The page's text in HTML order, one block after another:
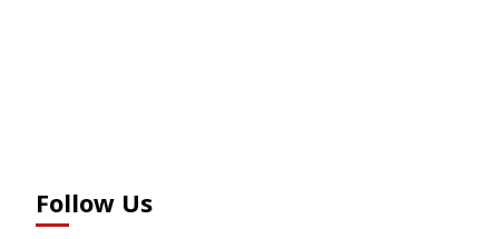
Follow Us